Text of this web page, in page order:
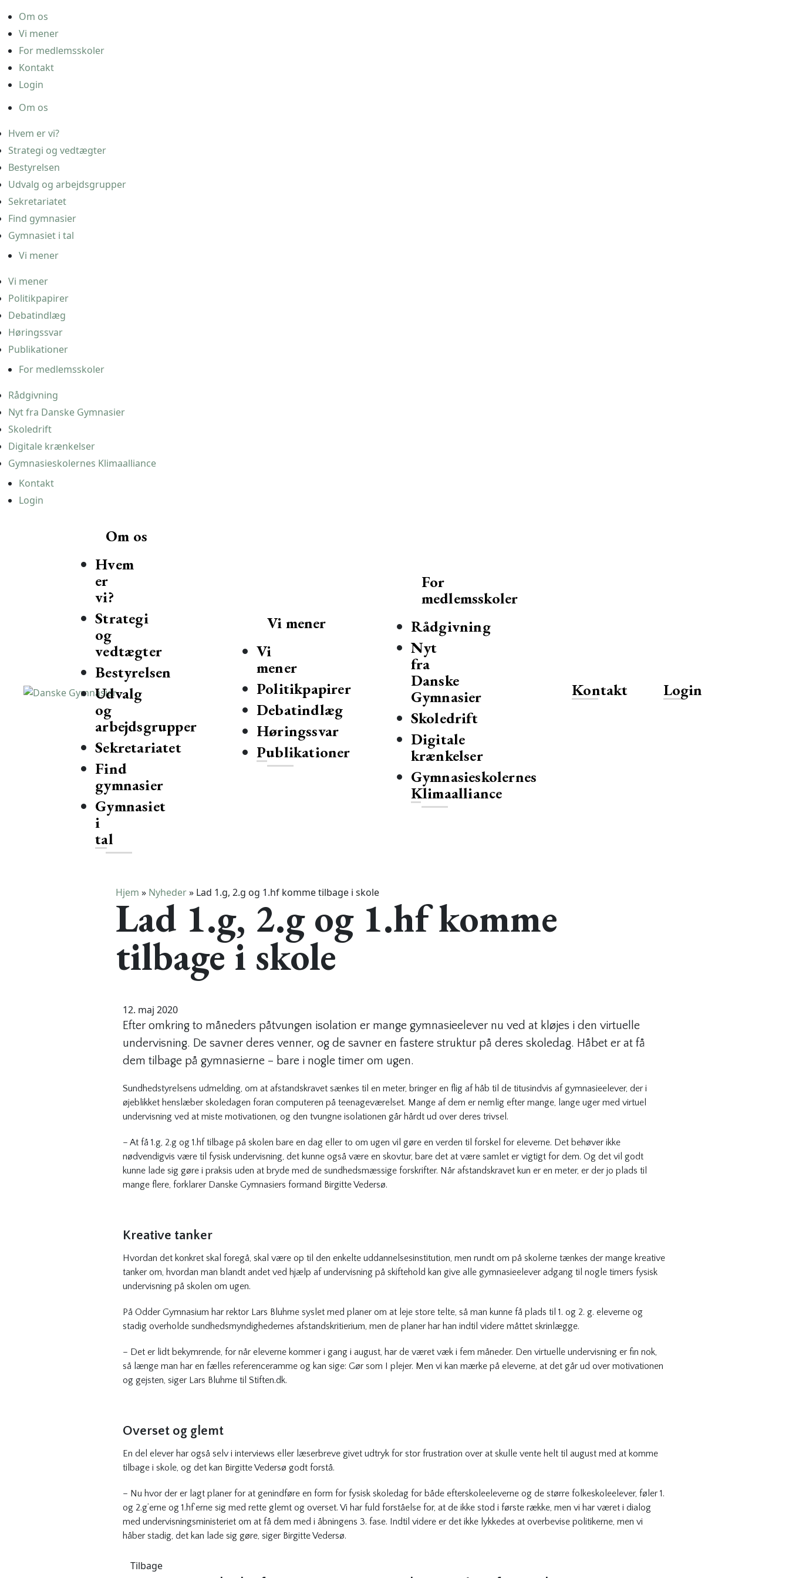
Om os
Vi mener
For medlemsskoler
Kontakt
Login
Om os
Hvem er vi?
Strategi og vedtægter
Bestyrelsen
Udvalg og arbejdsgrupper
Sekretariatet
Find gymnasier
Gymnasiet i tal
Vi mener
Vi mener
Politikpapirer
Debatindlæg
Høringssvar
Publikationer
For medlemsskoler
Rådgivning
Nyt fra Danske Gymnasier
Skoledrift
Digitale krænkelser
Gymnasieskolernes Klimaalliance
Kontakt
Login
Danske Gymnasier
Danske Gymnasier er interesseorganisation for de almene gymnasier og hf-kurser i Danmark.
Om os
Hvem
er
vi?
Strategi
og
vedtægter
Bestyrelsen
Udvalg
og
arbejdsgrupper
Sekretariatet
Find
gymnasier
Gymnasiet
i
tal
Vi mener
Vi
mener
Politikpapirer
Debatindlæg
Høringssvar
Publikationer
For
medlemsskoler
Rådgivning
Nyt
fra
Danske
Gymnasier
Skoledrift
Digitale
krænkelser
Gymnasieskolernes
Klimaalliance
Kontakt Login
Hjem » Nyheder» Lad 1.g, 2.g og 1.hf komme tilbage i skole
Lad 1.g, 2.g og 1.hf komme
tilbage i skole
12. maj 2020
Efter omkring to måneders påtvungen isolation er mange gymnasieelever nu ved at kløjes i den virtuelle
undervisning. De savner deres venner, og de savner en fastere struktur på deres skoledag. Håbet er at få
dem tilbage på gymnasierne – bare i nogle timer om ugen.
Sundhedstyrelsens udmelding, om at afstandskravet sænkes til en meter, bringer en flig af håb til de titusindvis af gymnasieelever, der i
øjeblikket henslæber skoledagen foran computeren på teenageværelset. Mange af dem er nemlig efter mange, lange uger med virtuel
undervisning ved at miste motivationen, og den tvungne isolationen går hårdt ud over deres trivsel.
– At få 1.g, 2.g og 1.hf tilbage på skolen bare en dag eller to om ugen vil gøre en verden til forskel for eleverne. Det behøver ikke
nødvendigvis være til fysisk undervisning, det kunne også være en skovtur, bare det at være samlet er vigtigt for dem. Og det vil godt
kunne lade sig gøre i praksis uden at bryde med de sundhedsmæssige forskrifter. Når afstandskravet kun er en meter, er der jo plads til
mange flere, forklarer Danske Gymnasiers formand Birgitte Vedersø.
Kreative tanker
Hvordan det konkret skal foregå, skal være op til den enkelte uddannelsesinstitution, men rundt om på skolerne tænkes der mange kreative
tanker om, hvordan man blandt andet ved hjælp af undervisning på skiftehold kan give alle gymnasieelever adgang til nogle timers fysisk
undervisning på skolen om ugen.
På Odder Gymnasium har rektor Lars Bluhme syslet med planer om at leje store telte, så man kunne få plads til 1. og 2. g. eleverne og
stadig overholde sundhedsmyndighedernes afstandskritierium, men de planer har han indtil videre måttet skrinlægge.
– Det er lidt bekymrende, for når eleverne kommer i gang i august, har de været væk i fem måneder. Den virtuelle undervisning er fin nok,
så længe man har en fælles referenceramme og kan sige: Gør som I plejer. Men vi kan mærke på eleverne, at det går ud over motivationen
og gejsten, siger Lars Bluhme til Stiften.dk.
Overset og glemt
En del elever har også selv i interviews eller læserbreve givet udtryk for stor frustration over at skulle vente helt til august med at komme
tilbage i skole, og det kan Birgitte Vedersø godt forstå.
– Nu hvor der er lagt planer for at genindføre en form for fysisk skoledag for både efterskoleeleverne og de større folkeskoleelever, føler 1.
og 2.g’erne og 1.hf’erne sig med rette glemt og overset. Vi har fuld forståelse for, at de ikke stod i første række, men vi har været i dialog
med undervisningsministeriet om at få dem med i åbningens 3. fase. Indtil videre er det ikke lykkedes at overbevise politikerne, men vi
håber stadig, det kan lade sig gøre, siger Birgitte Vedersø.
Tilbage